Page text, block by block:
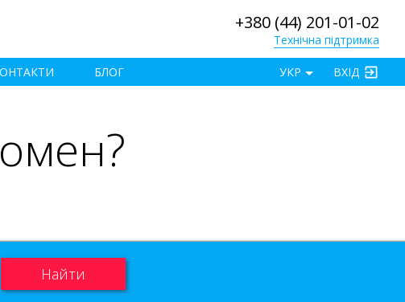
+380 (44) 201-01-02
Технічна підтримка
БЛОГ ВХІД
УКР